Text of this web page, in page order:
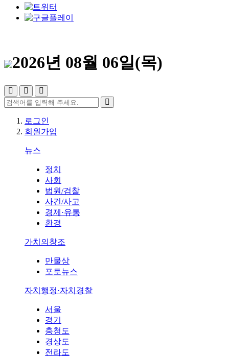
2026년 08월 06일(목)
로그인
회원가입
뉴스
정치
사회
법원/검찰
사건/사고
경제·유통
환경
가치의창조
만물상
포토뉴스
자치행정·자치경찰
서울
경기
충청도
경상도
전라도